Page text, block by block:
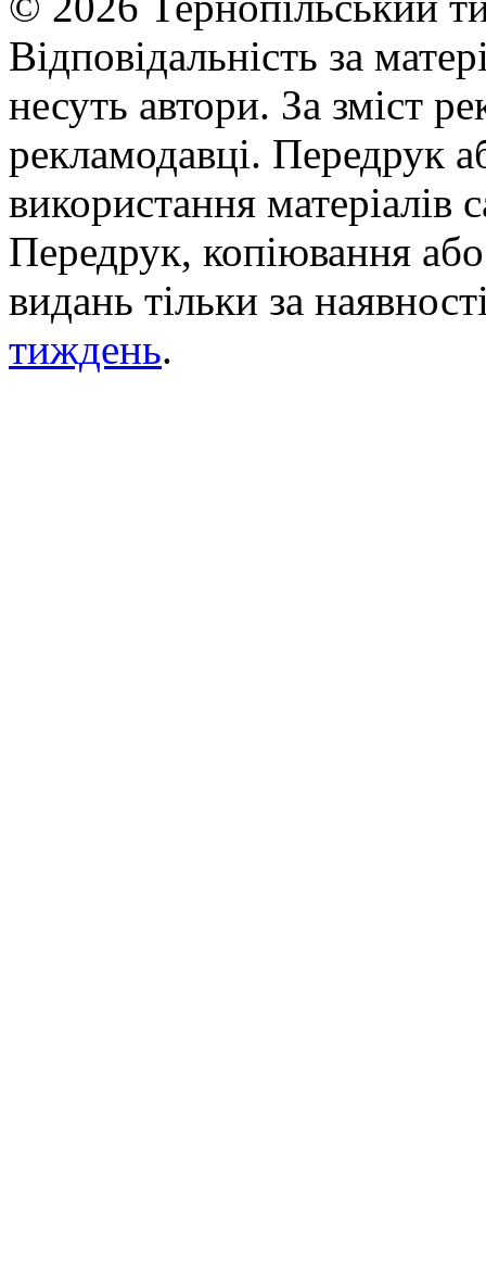
Відповідальність за
несуть автори. За зміст
рекламодавці. Передрук
використання матеріалів
Передрук, копіювання
видань тільки за
тиждень.